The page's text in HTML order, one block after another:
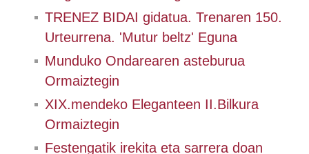
TRENEZ BIDAI gidatua. Trenaren 150.
Urteurrena. 'Mutur beltz' Eguna
Munduko Ondarearen asteburua
Ormaiztegin
XIX.mendeko Eleganteen II.Bilkura
Ormaiztegin
Festengatik irekita eta sarrera doan